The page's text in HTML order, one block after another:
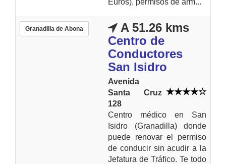
Granadilla de Abona
A 51.26 kms
Centro de
Conductores
San Isidro
Avenida
Santa Cruz
128
Centro médico en San
Isidro (Granadilla) donde
puede renovar el permiso
de conducir sin acudir a la
Jefatura de Tráfico. Te todo